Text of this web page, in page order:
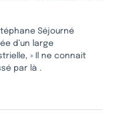
Séjourné
d’un large
» Il ne connait
par là .